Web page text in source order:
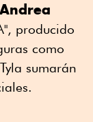
Andrea
producido
como
sumarán